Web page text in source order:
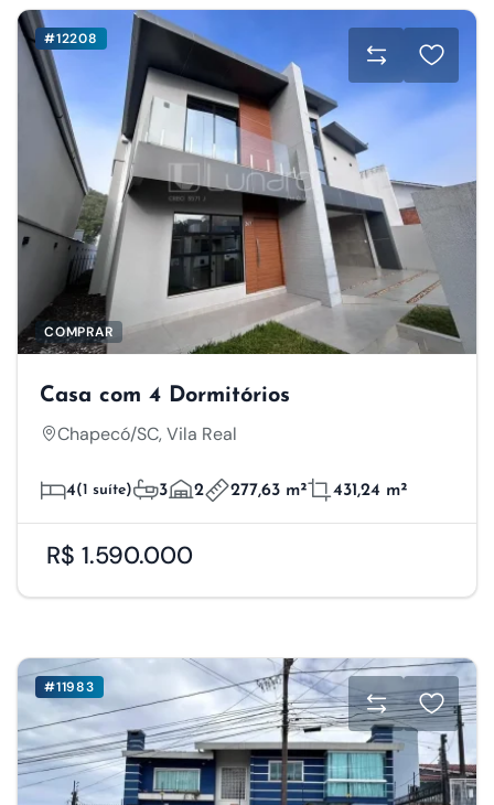
#12208
COMPRAR
Casa com 4 Dormitórios
Chapecó/SC, Vila Real
4(1 suíte) 3 2 277,63 m² 431,24 m²
R$ 1.590.000
#11983